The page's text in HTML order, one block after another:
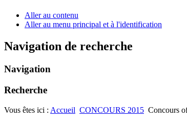
Aller au contenu
Aller au menu principal et à l'identification
Navigation de recherche
Navigation
Recherche
Vous êtes ici : Accueil CONCOURS 2015 Concours